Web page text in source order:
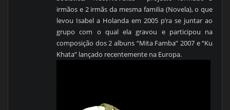
irmãos e 2 irmãs da mesma familia (Novela), o que
levou Isabel a Holanda em 2005 p’ra se juntar ao
grupo com o qual ela gravou e participou na
composição dos 2 albuns “Mita Famba” 2007 e “Ku
Khata” lançado recentemente na Europa.